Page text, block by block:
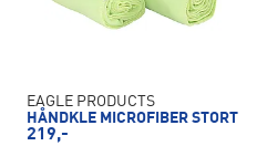
EAGLE PRODUCTS
HÅNDKLE MICROFIBER STORT
219,-